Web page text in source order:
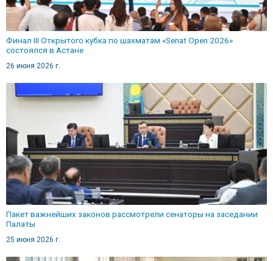
Финал III Открытого кубка по шахматам «Senat Open 2026»
состоялся в Астане
26 июня 2026 г.
Пакет важнейших законов рассмотрели сенаторы на заседании
Палаты
25 июня 2026 г.